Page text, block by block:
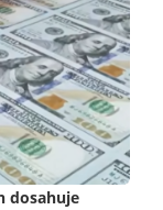
dosahuje